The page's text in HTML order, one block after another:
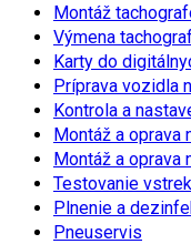
Montáž
Výmena
Karty do
Príprava vozidla
Kontrola a
Montáž a oprava
Montáž a
Testovanie
Plnenie a
Pneuservis